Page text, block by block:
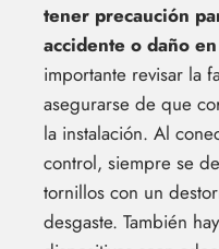
tener precaución
accidente o daño
importante revisar la
asegurarse de que
la instalación. Al
control, siempre se
tornillos con un
desgaste. También